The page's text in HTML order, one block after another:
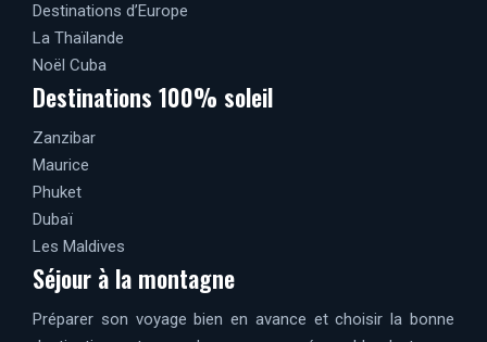
Destinations d’Europe
La Thaïlande
Noël Cuba
Destinations 100% soleil
Zanzibar
Maurice
Phuket
Dubaï
Les Maldives
Séjour à la montagne
Préparer son voyage bien en avance et choisir la bonne